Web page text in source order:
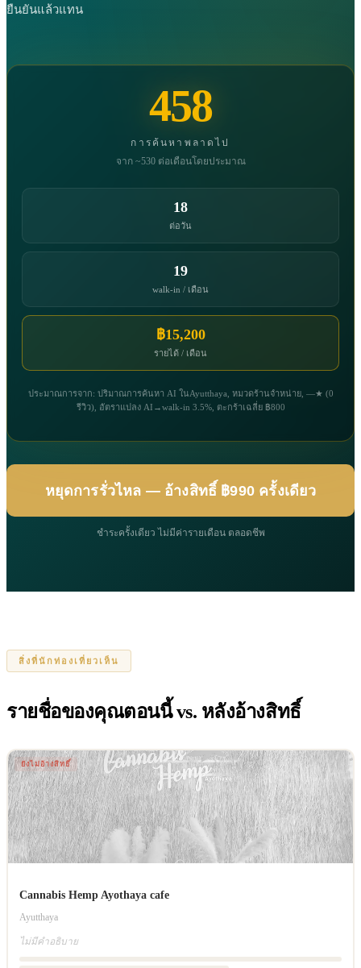
ยืนยันแล้วแทน
458
การค้นหาพลาดไป
จาก ~530 ต่อเดือนโดยประมาณ
18
ต่อวัน
19
walk-in / เดือน
฿15,200
รายได้ / เดือน
ประมาณการจาก: ปริมาณการค้นหา AI ในAyutthaya, หมวดร้านจำหน่าย, —★ (0
รีวิว), อัตราแปลง AI→walk-in 3.5%, ตะกร้าเฉลี่ย ฿800
หยุดการรั่วไหล — อ้างสิทธิ์ ฿990 ครั้งเดียว
ชำระครั้งเดียว ไม่มีค่ารายเดือน ตลอดชีพ
สิ่งที่นักท่องเที่ยวเห็น
รายชื่อของคุณตอนนี้ vs. หลังอ้างสิทธิ์
ยังไม่อ้างสิทธิ์
Cannabis Hemp Ayothaya cafe
Ayutthaya
ไม่มีคำอธิบาย